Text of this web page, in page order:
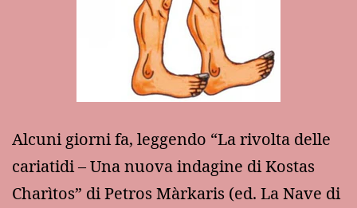
Alcuni giorni fa, leggendo “La rivolta delle
cariatidi – Una nuova indagine di Kostas
Charìtos” di Petros Màrkaris (ed. La Nave di